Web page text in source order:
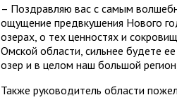
– Поздравляю вас с самым
ощущение предвкушения Нового
озерах, о тех ценностях и
Омской области, сильнее будете
озер и в целом наш большой
Также руководитель области